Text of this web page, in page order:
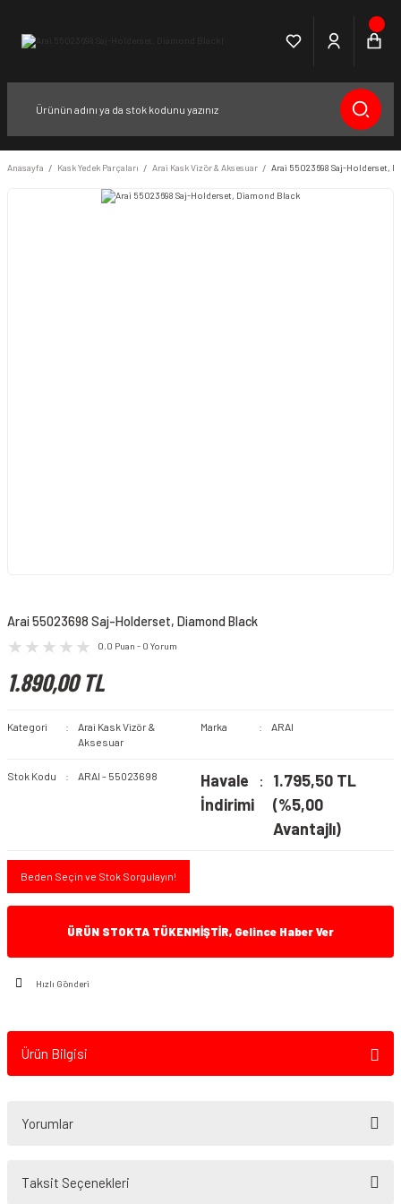
Anasayfa Kask Yedek Parçaları Arai Kask Vizör & Aksesuar Arai 55023698 Saj-Holderset,
Arai 55023698 Saj-Holderset, Diamond Black
0.0 Puan - 0 Yorum
1.890,00 TL
Kategori
Arai Kask Vizör &
Aksesuar
Marka ARAI
Stok Kodu ARAI - 55023698
Havale
İndirimi
1.795,50 TL
(%5,00
Avantajlı)
Beden Seçin ve Stok Sorgulayın!
ÜRÜN STOKTA TÜKENMİŞTİR, Gelince Haber Ver
Hızlı Gönderi
Ürün Bilgisi
Yorumlar
Taksit Seçenekleri